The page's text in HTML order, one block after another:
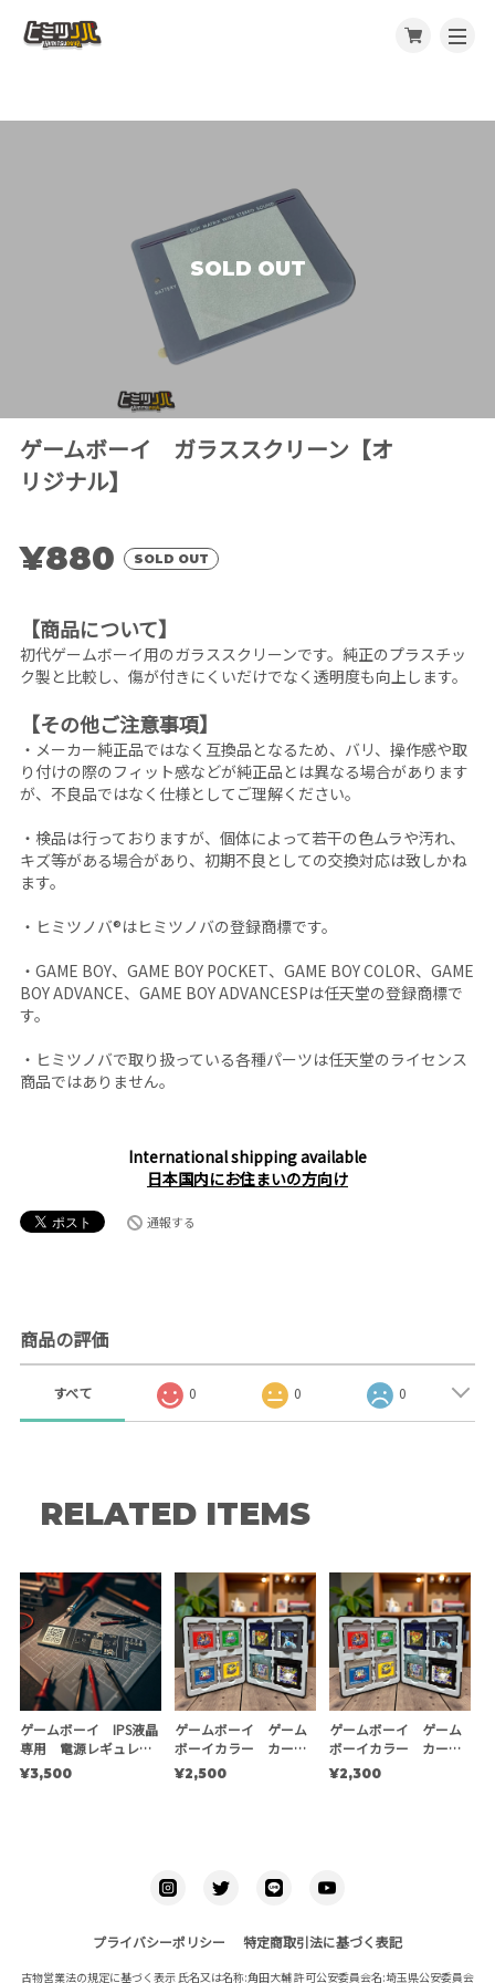
SOLD OUT
ゲームボーイ ガラススクリーン【オ
リジナル】
¥880 SOLD OUT
【商品について】
初代ゲームボーイ用のガラススクリーンです。純正のプラスチッ
ク製と比較し、傷が付きにくいだけでなく透明度も向上します。
【その他ご注意事項】
・メーカー純正品ではなく互換品となるため、バリ、操作感や取
り付けの際のフィット感などが純正品とは異なる場合があります
が、不良品ではなく仕様としてご理解ください。
・検品は行っておりますが、個体によって若干の色ムラや汚れ、
キズ等がある場合があり、初期不良としての交換対応は致しかね
ます。
・ヒミツノバ®はヒミツノバの登録商標です。
・GAME BOY、GAME BOY POCKET、GAME BOY COLOR、GAME
BOY ADVANCE、GAME BOY ADVANCESPは任天堂の登録商標で
す。
・ヒミツノバで取り扱っている各種パーツは任天堂のライセンス
商品ではありません。
International shipping available
日本国内にお住まいの方向け
通報する
商品の評価
すべて 0 0 0
RELATED ITEMS
ゲームボーイ IPS液晶
専用 電源レギュレー
ター（安定化電源基
板）
¥3,500
ゲームボーイ ゲーム
ボーイカラー カート
リッジ収納ケース
¥2,500
ゲームボーイ ゲーム
ボーイカラー カート
リッジ収納ケース ※
複数個用
¥2,300
プライバシーポリシー 特定商取引法に基づく表記
古物営業法の規定に基づく表示 氏名又は名称:角田大輔 許可公安委員会名:埼玉県公安委員会